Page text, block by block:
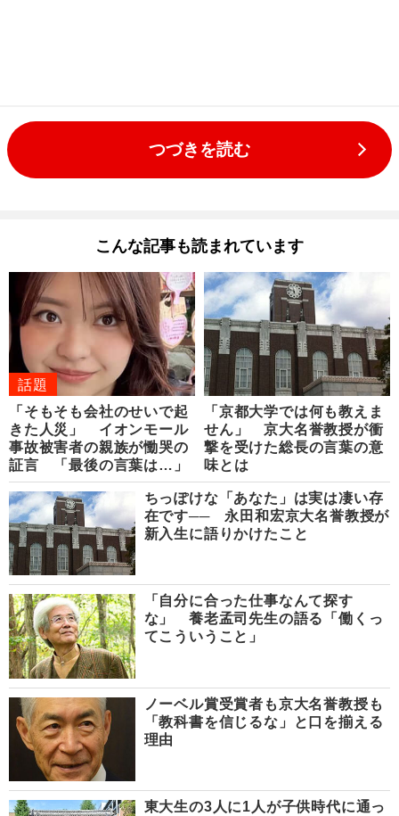
つづきを読む
こんな記事も読まれています
話題
「そもそも会社のせいで起
きた人災」 イオンモール
事故被害者の親族が慟哭の
証言 「最後の言葉は…」
「京都大学では何も教えま
せん」 京大名誉教授が衝
撃を受けた総長の言葉の意
味とは
ちっぽけな「あなた」は実は凄い存
在です── 永田和宏京大名誉教授が
新入生に語りかけたこと
「自分に合った仕事なんて探す
な」 養老孟司先生の語る「働くっ
てこういうこと」
ノーベル賞受賞者も京大名誉教授も
「教科書を信じるな」と口を揃える
理由
東大生の3人に1人が子供時代に通っ